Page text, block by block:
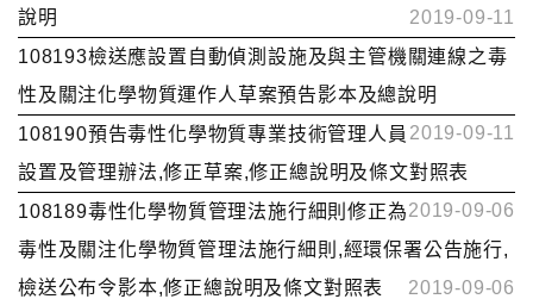
說明
2019-09-11
108193檢送應設置自動偵測設施及與主管機關連線之毒
性及關注化學物質運作人草案預告影本及總說明
2019-09-11
108190預告毒性化學物質專業技術管理人員
設置及管理辦法,修正草案,修正總說明及條文對照表
2019-09-06
108189毒性化學物質管理法施行細則修正為
毒性及關注化學物質管理法施行細則,經環保署公告施行,
檢送公布令影本,修正總說明及條文對照表
2019-09-06